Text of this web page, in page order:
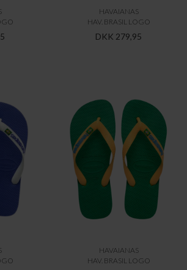
HAVAIANAS
HAV. BRASIL LOGO
DKK 279,95
HAVAIANAS
HAV. BRASIL LOGO